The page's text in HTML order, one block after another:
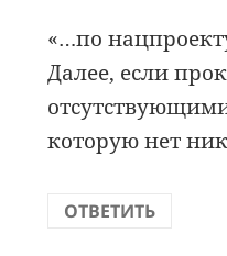
«…по
Далее, если
которую нет
ОТВЕТИТЬ